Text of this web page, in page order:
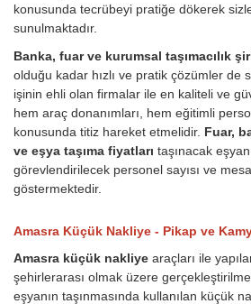
konusunda tecrübeyi pratiğe dökerek
sunulmaktadır.
Banka, fuar ve kurumsal taşımacılık
olduğu kadar hızlı ve pratik çözümler de
işinin ehli olan firmalar ile en kaliteli ve
hem araç donanımları, hem eğitimli
konusunda titiz hareket etmelidir. Fuar,
ve eşya taşıma fiyatları taşınacak
görevlendirilecek personel sayısı ve
göstermektedir.
Amasra Küçük Nakliye - Pikap ve
Amasra küçük nakliye araçları ile
şehirlerarası olmak üzere
eşyanın taşınmasında kullanılan küçük